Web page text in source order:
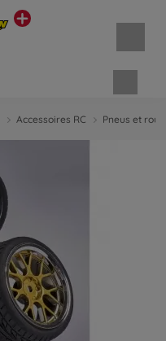
Accessoires RC Pneus et